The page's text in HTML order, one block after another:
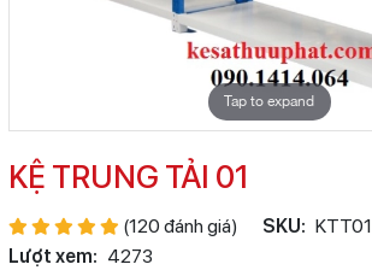
Tap to expand
KỆ TRUNG TẢI 01
(120 đánh giá) SKU: KTT01
Lượt xem: 4273